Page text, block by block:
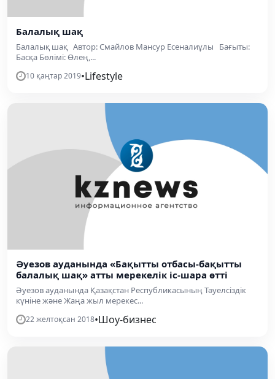
Балалық шақ
Балалық шақ Автор: Смайлов Мансур Есеналиұлы Бағыты:
Басқа Бөлімі: Өлең,...
10 қаңтар 2019•Lifestyle
Әуезов ауданында «Бақытты отбасы-бақытты
балалық шақ» атты мерекелік іс-шара өтті
Әуезов ауданында Қазақстан Республикасының Тәуелсіздік
күніне және Жаңа жыл мерекес...
22 желтоқсан 2018•Шоу-бизнес